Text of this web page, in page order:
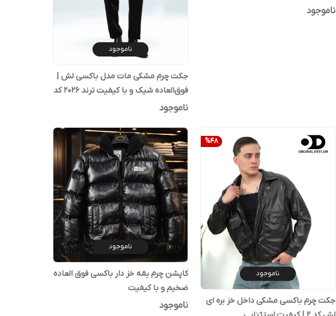
مدرن ۲۰۲۶
ناموجود
ناموجود
جکت چرم مشکی مات مدل باکسی لش |
فوق‌العاده شیک و با کیفیت ترند 2026 کد
j2
ناموجود
%48
ناموجود
جکت چرم باکسی مشکی داخل خز بره ای
ناموجود
کاپشن چرم یقه خز دار باکسی فوق العاده
ضخیم و با کیفیت
ناموجود